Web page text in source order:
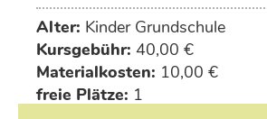
Alter: Kinder Grundschule
Kursgebühr: 40,00 €
Materialkosten: 10,00 €
freie Plätze: 1